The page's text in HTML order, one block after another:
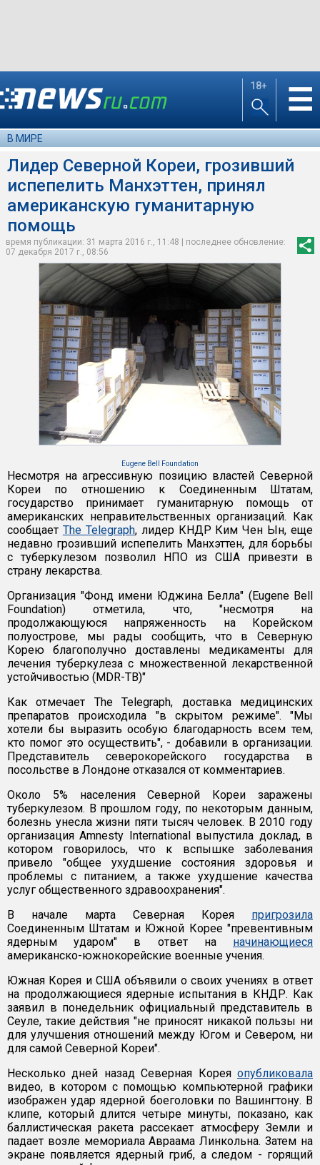
18+ ☰
В МИРЕ
Лидер Северной Кореи, грозивший
испепелить Манхэттен, принял
американскую гуманитарную
помощь
время публикации: 31 марта 2016 г., 11:48 | последнее обновление:
07 декабря 2017 г., 08:56
Eugene Bell Foundation
Несмотря на агрессивную позицию властей Северной
Кореи по отношению к Соединенным Штатам,
государство принимает гуманитарную помощь от
американских неправительственных организаций. Как
сообщает The Telegraph, лидер КНДР Ким Чен Ын, еще
недавно грозивший испепелить Манхэттен, для борьбы
с туберкулезом позволил НПО из США привезти в
страну лекарства.
Организация "Фонд имени Юджина Белла" (Eugene Bell
Foundation) отметила, что, "несмотря на
продолжающуюся напряженность на Корейском
полуострове, мы рады сообщить, что в Северную
Корею благополучно доставлены медикаменты для
лечения туберкулеза с множественной лекарственной
устойчивостью (MDR-TB)"
Как отмечает The Telegraph, доставка медицинских
препаратов происходила "в скрытом режиме". "Мы
хотели бы выразить особую благодарность всем тем,
кто помог это осуществить", - добавили в организации.
Представитель северокорейского государства в
посольстве в Лондоне отказался от комментариев.
Около 5% населения Северной Кореи заражены
туберкулезом. В прошлом году, по некоторым данным,
болезнь унесла жизни пяти тысяч человек. В 2010 году
организация Amnesty International выпустила доклад, в
котором говорилось, что к вспышке заболевания
привело "общее ухудшение состояния здоровья и
проблемы с питанием, а также ухудшение качества
услуг общественного здравоохранения".
В начале марта Северная Корея пригрозила
Соединенным Штатам и Южной Корее "превентивным
ядерным ударом" в ответ на начинающиеся
американско-южнокорейские военные учения.
Южная Корея и США объявили о своих учениях в ответ
на продолжающиеся ядерные испытания в КНДР. Как
заявил в понедельник официальный представитель в
Сеуле, такие действия "не приносят никакой пользы ни
для улучшения отношений между Югом и Севером, ни
для самой Северной Кореи".
Несколько дней назад Северная Корея опубликовала
видео, в котором с помощью компьютерной графики
изображен удар ядерной боеголовки по Вашингтону. В
клипе, который длится четыре минуты, показано, как
баллистическая ракета рассекает атмосферу Земли и
падает возле мемориала Авраама Линкольна. Затем на
экране появляется ядерный гриб, а следом - горящий